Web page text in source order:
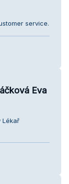
service.
Eva
Lékař